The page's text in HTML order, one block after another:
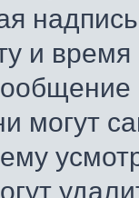
и
могут